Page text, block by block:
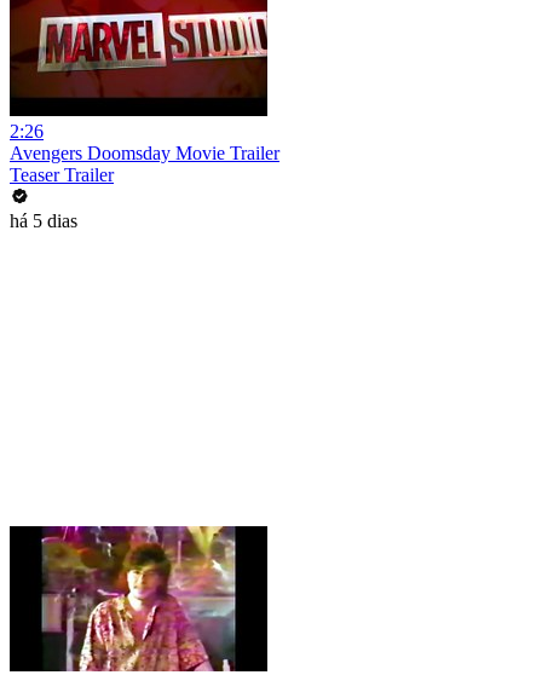
2:26
Avengers Doomsday Movie Trailer
Teaser Trailer
há 5 dias